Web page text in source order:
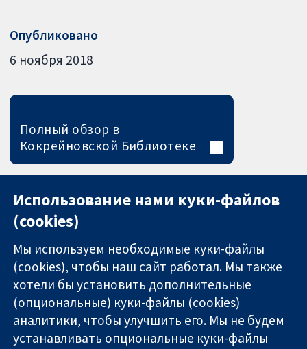
Опубликовано
6 ноября 2018
Полный обзор в
Кокрейновской Библиотеке
11-13 Cavendish
Square
Связаться с
нами
Использование нами куки-файлов
(cookies)
Мы используем необходимые куки-файлы
(cookies), чтобы наш сайт работал. Мы также
хотели бы установить дополнительные
(опциональные) куки-файлы (cookies)
аналитики, чтобы улучшить его. Мы не будем
устанавливать опциональные куки-файлы